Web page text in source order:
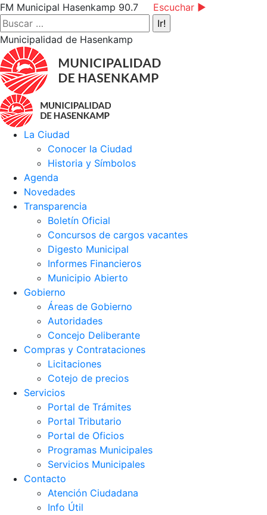
Saltar
al
contenido
Facebook
page
opens
new
window
Instagram
page
opens
new
window
YouTube
page
opens
new
window
FM Municipal Hasenkamp 90.7
Escuchar ►
Buscar:
Municipalidad de Hasenkamp
La Ciudad
Conocer la Ciudad
Historia y Símbolos
Agenda
Novedades
Transparencia
Boletín Oficial
Concursos de cargos vacantes
Digesto Municipal
Informes Financieros
Municipio Abierto
Gobierno
Áreas de Gobierno
Autoridades
Concejo Deliberante
Compras y Contrataciones
Licitaciones
Cotejo de precios
Servicios
Portal de Trámites
Portal Tributario
Portal de Oficios
Programas Municipales
Servicios Municipales
Contacto
Atención Ciudadana
Info Útil